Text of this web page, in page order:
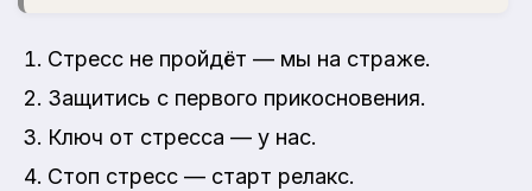
Стресс не пройдёт — мы на страже.
Защитись с первого прикосновения.
Ключ от стресса — у нас.
Стоп стресс — старт релакс.